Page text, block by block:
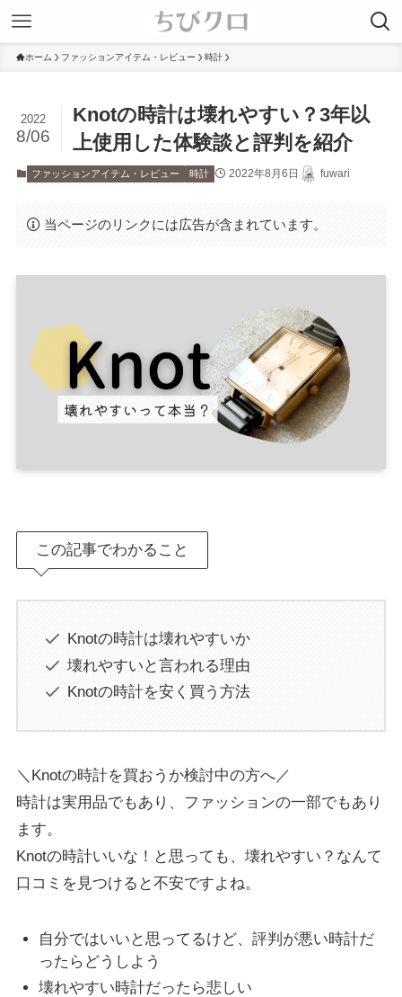
ホーム ファッションアイテム・レビュー 時計
Knotの時計は壊れやすい？3年以
上使用した体験談と評判を紹介
2022
8/06
ファッションアイテム・レビュー 時計 2022年8月6日 fuwari
当ページのリンクには広告が含まれています。
この記事でわかること
Knotの時計は壊れやすいか
壊れやすいと言われる理由
Knotの時計を安く買う方法
＼Knotの時計を買おうか検討中の方へ／
時計は実用品でもあり、ファッションの一部でもあり
ます。
Knotの時計いいな！と思っても、壊れやすい？なんて
口コミを見つけると不安ですよね。
自分ではいいと思ってるけど、評判が悪い時計だ
ったらどうしよう
壊れやすい時計だったら悲しい